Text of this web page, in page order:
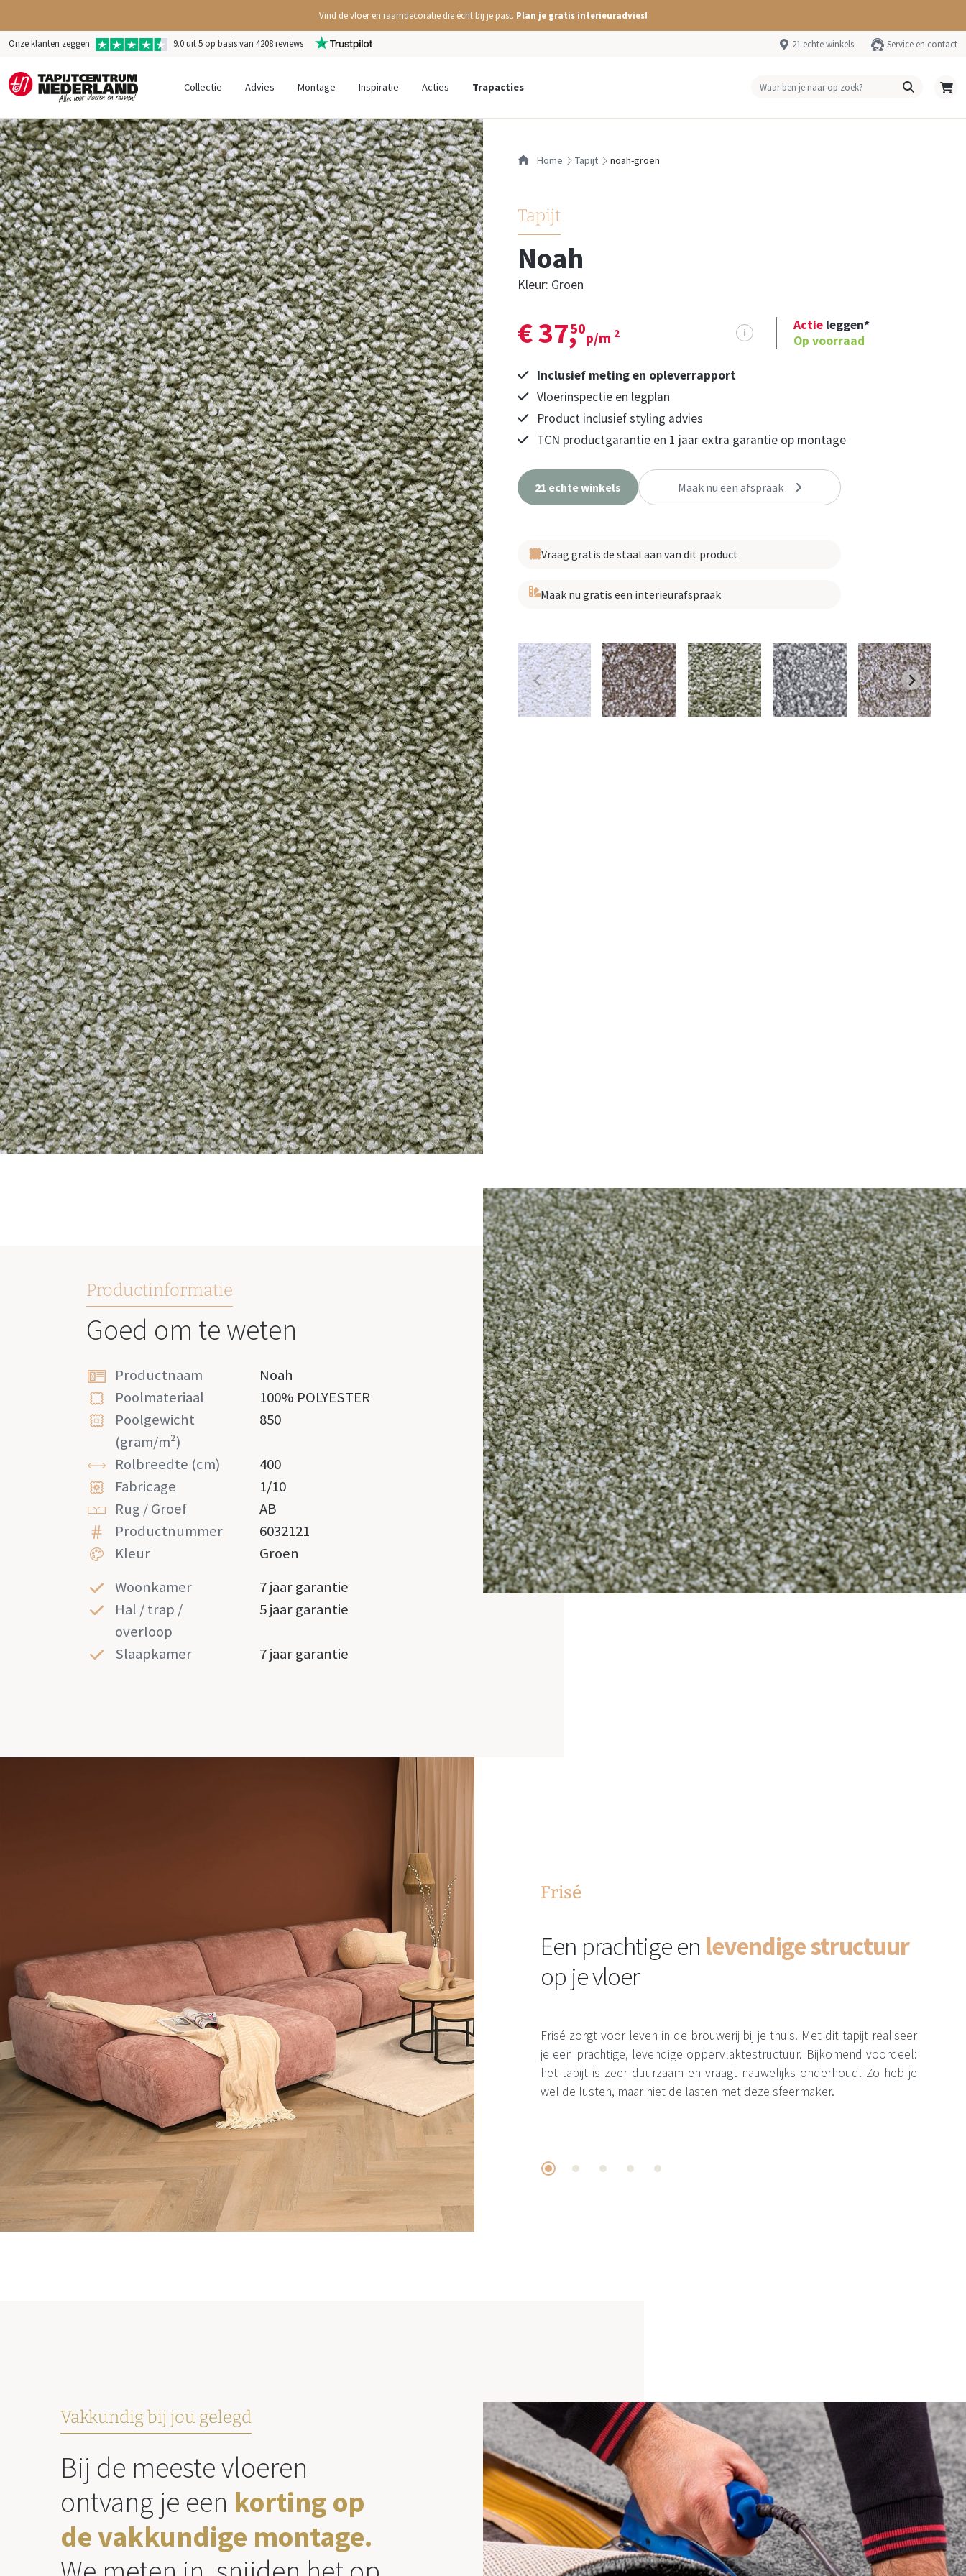
Vind de vloer en raamdecoratie die écht bij je past. Plan je gratis interieuradvies!
Onze klanten zeggen 9.0 uit 5 op basis van 4208 reviews 21 echte winkels Service en contact
Collectie Advies Montage Inspiratie Acties Trapacties
Home tapijt noah-groen
Tapijt
Noah
Kleur: Groen
€ 37,
50
p/m 2 i Actie leggen*
Op voorraad
Inclusief meting en opleverrapport
Vloerinspectie en legplan
Product inclusief styling advies
TCN productgarantie en 1 jaar extra garantie op montage
21 echte winkels Maak nu een afspraak
Vraag gratis de staal aan van dit product
Maak nu gratis een interieurafspraak
Productinformatie
Goed om te weten
Productnaam
Noah
Poolmateriaal
100% POLYESTER
Poolgewicht
(gram/m²)
850
Rolbreedte (cm)
400
Fabricage
1/10
Rug / Groef
AB
Productnummer
6032121
Kleur
Groen
Woonkamer
7 jaar garantie
Hal / trap /
overloop
5 jaar garantie
Slaapkamer 7 jaar garantie
Frisé
Een prachtige en levendige structuur
op je vloer
Frisé zorgt voor leven in de brouwerij bij je thuis. Met dit tapijt realiseer
je een prachtige, levendige oppervlaktestructuur. Bijkomend voordeel:
het tapijt is zeer duurzaam en vraagt nauwelijks onderhoud. Zo heb je
wel de lusten, maar niet de lasten met deze sfeermaker.
Vakkundig bij jou gelegd
Bij de meeste vloeren
ontvang je een korting op
de vakkundige montage.